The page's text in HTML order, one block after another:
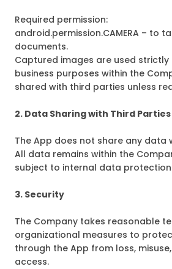
Required permission:
android.permission.CAMERA – to
documents.
Captured images are used
business purposes within the
shared with third parties unless
2. Data Sharing with Third Parties
The App does not share any data
All data remains within the
subject to internal data protection
3. Security
The Company takes reasonable
organizational measures to
through the App from loss,
access.